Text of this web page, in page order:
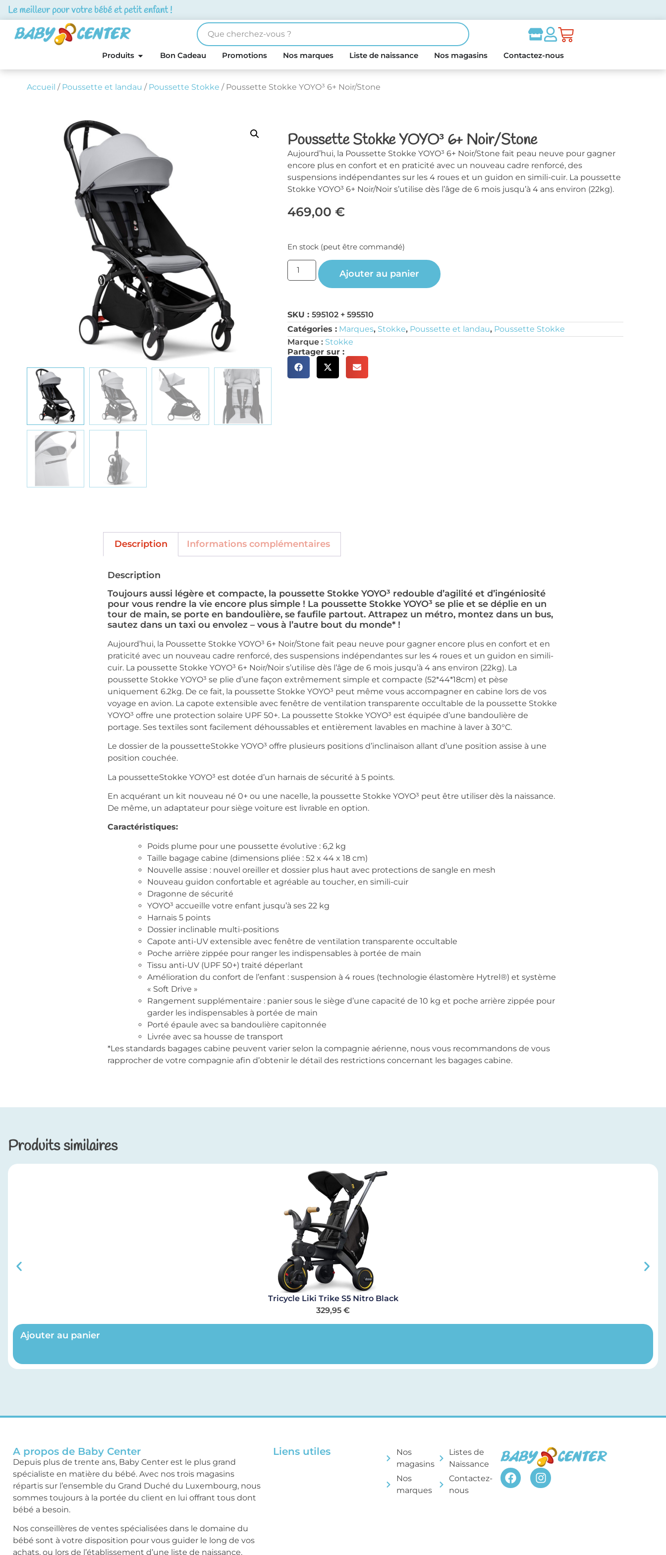
Le meilleur pour votre bébé et petit enfant !
Produits Bon Cadeau Promotions Nos marques Liste de naissance Nos magasins Contactez-nous
Accueil / Poussette et landau / Poussette Stokke / Poussette Stokke YOYO³ 6+ Noir/Stone
Poussette Stokke YOYO³ 6+ Noir/Stone
Aujourd’hui, la Poussette Stokke YOYO³ 6+ Noir/Stone fait peau neuve pour gagner
encore plus en confort et en praticité avec un nouveau cadre renforcé, des
suspensions indépendantes sur les 4 roues et un guidon en simili-cuir. La poussette
Stokke YOYO³ 6+ Noir/Noir s’utilise dès l’âge de 6 mois jusqu’à 4 ans environ (22kg).
469,00€
En stock (peut être commandé)
Ajouter au panier
SKU :595102 + 595510
Catégories : Marques, Stokke, Poussette et landau, Poussette Stokke
Marque : Stokke
Partager sur :
Description Informations complémentaires
Description
Toujours aussi légère et compacte, la poussette Stokke YOYO³ redouble d’agilité et d’ingéniosité
pour vous rendre la vie encore plus simple ! La poussette Stokke YOYO³ se plie et se déplie en un
tour de main, se porte en bandoulière, se faufile partout. Attrapez un métro, montez dans un bus,
sautez dans un taxi ou envolez – vous à l’autre bout du monde* !
Aujourd’hui, la Poussette Stokke YOYO³ 6+ Noir/Stone fait peau neuve pour gagner encore plus en confort et en
praticité avec un nouveau cadre renforcé, des suspensions indépendantes sur les 4 roues et un guidon en simili-
cuir. La poussette Stokke YOYO³ 6+ Noir/Noir s’utilise dès l’âge de 6 mois jusqu’à 4 ans environ (22kg). La
poussette Stokke YOYO³ se plie d’une façon extrêmement simple et compacte (52*44*18cm) et pèse
uniquement 6.2kg. De ce fait, la poussette Stokke YOYO³ peut même vous accompagner en cabine lors de vos
voyage en avion. La capote extensible avec fenêtre de ventilation transparente occultable de la poussette Stokke
YOYO³ offre une protection solaire UPF 50+. La poussette Stokke YOYO³ est équipée d’une bandoulière de
portage. Ses textiles sont facilement déhoussables et entièrement lavables en machine à laver à 30°C.
Le dossier de la poussetteStokke YOYO³ offre plusieurs positions d’inclinaison allant d’une position assise à une
position couchée.
La poussetteStokke YOYO³ est dotée d’un harnais de sécurité à 5 points.
En acquérant un kit nouveau né 0+ ou une nacelle, la poussette Stokke YOYO³ peut être utiliser dès la naissance.
De même, un adaptateur pour siège voiture est livrable en option.
Caractéristiques:
Poids plume pour une poussette évolutive : 6,2 kg
Taille bagage cabine (dimensions pliée : 52 x 44 x 18 cm)
Nouvelle assise : nouvel oreiller et dossier plus haut avec protections de sangle en mesh
Nouveau guidon confortable et agréable au toucher, en simili-cuir
Dragonne de sécurité
YOYO³ accueille votre enfant jusqu’à ses 22 kg
Harnais 5 points
Dossier inclinable multi-positions
Capote anti-UV extensible avec fenêtre de ventilation transparente occultable
Poche arrière zippée pour ranger les indispensables à portée de main
Tissu anti-UV (UPF 50+) traité déperlant
Amélioration du confort de l’enfant : suspension à 4 roues (technologie élastomère Hytrel®) et système
« Soft Drive »
Rangement supplémentaire : panier sous le siège d’une capacité de 10 kg et poche arrière zippée pour
garder les indispensables à portée de main
Porté épaule avec sa bandoulière capitonnée
Livrée avec sa housse de transport
*Les standards bagages cabine peuvent varier selon la compagnie aérienne, nous vous recommandons de vous
rapprocher de votre compagnie afin d’obtenir le détail des restrictions concernant les bagages cabine.
Produits similaires
Tricycle Liki Trike S5 Nitro Black
329,95 €
Ajouter au panier
A propos de Baby Center
Depuis plus de trente ans, Baby Center est le plus grand
spécialiste en matière du bébé. Avec nos trois magasins
répartis sur l’ensemble du Grand Duché du Luxembourg, nous
sommes toujours à la portée du client en lui offrant tous dont
bébé a besoin.
Nos conseillères de ventes spécialisées dans le domaine du
bébé sont à votre disposition pour vous guider le long de vos
achats, ou lors de l’établissement d’une liste de naissance.
Liens utiles
Nos
magasins
Nos
marques
Listes de
Naissance
Contactez-
nous